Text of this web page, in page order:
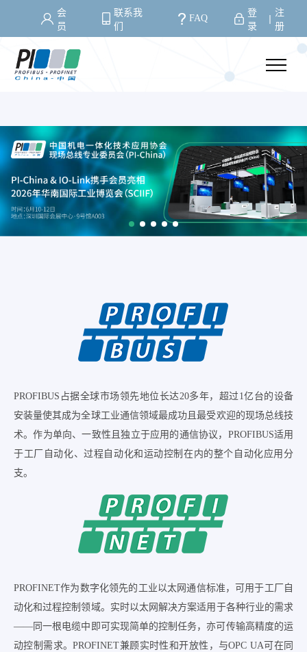
会
员
联系我
们
FAQ
登
录
注
册
PROFIBUS占据全球市场领先地位长达20多年，超过1亿台的设备
安装量使其成为全球工业通信领域最成功且最受欢迎的现场总线技
术。作为单向、一致性且独立于应用的通信协议，PROFIBUS适用
于工厂自动化、过程自动化和运动控制在内的整个自动化应用分
支。
PROFINET作为数字化领先的工业以太网通信标准，可用于工厂自
动化和过程控制领域。实时以太网解决方案适用于各种行业的需求
——同一根电缆中即可实现简单的控制任务，亦可传输高精度的运
动控制需求。PROFINET兼顾实时性和开放性，与OPC UA可在同